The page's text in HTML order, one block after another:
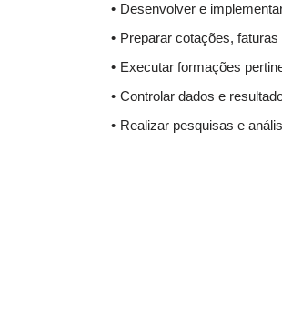
Desenvolver e
Preparar cotações,
Executar formações
Controlar dados e
Realizar pesquisas e